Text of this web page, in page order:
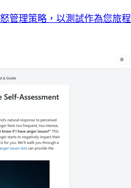
管理策略，以測試作為您旅程